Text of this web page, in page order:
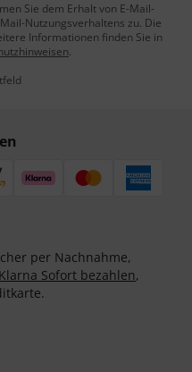
Sie dem Erhalt von E-Mail-
Nutzungsverhaltens zu. Die
Informationen finden Sie in
.
per Nachnahme,
Klarna Sofort bezahlen,